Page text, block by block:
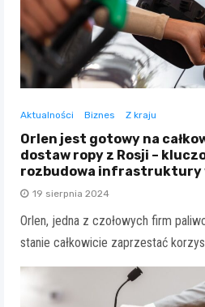
Aktualności Biznes Z kraju
Orlen jest gotowy na
dostaw ropy z Rosji –
rozbudowa infrastruktury
19 sierpnia 2024
Orlen, jedna z czołowych firm
stanie całkowicie zaprzestać